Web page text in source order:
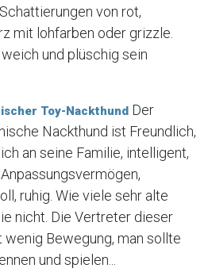
von rot,
mit lohfarben oder grizzle.
und plüschig sein
Toy-Nackthund Der
Nackthund ist Freundlich,
an seine Familie, intelligent,
ruhig. Wie viele sehr alte
nicht. Die Vertreter dieser
wenig Bewegung, man sollte
und spielen...